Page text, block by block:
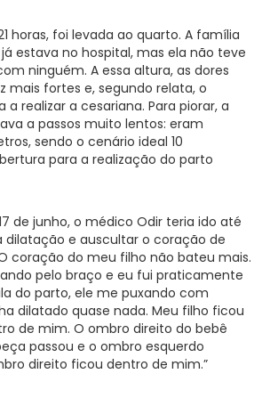
horas, foi levada ao quarto. A família
estava no hospital, mas ela não teve
ninguém. A essa altura, as dores
mais fortes e, segundo relata, o
realizar a cesariana. Para piorar, a
a passos muito lentos: eram
sendo o cenário ideal 10
para a realização do parto
de junho, o médico Odir teria ido até
dilatação e auscultar o coração de
coração do meu filho não bateu mais.
pelo braço e eu fui praticamente
do parto, ele me puxando com
dilatado quase nada. Meu filho ficou
de mim. O ombro direito do bebê
passou e o ombro esquerdo
direito ficou dentro de mim.”